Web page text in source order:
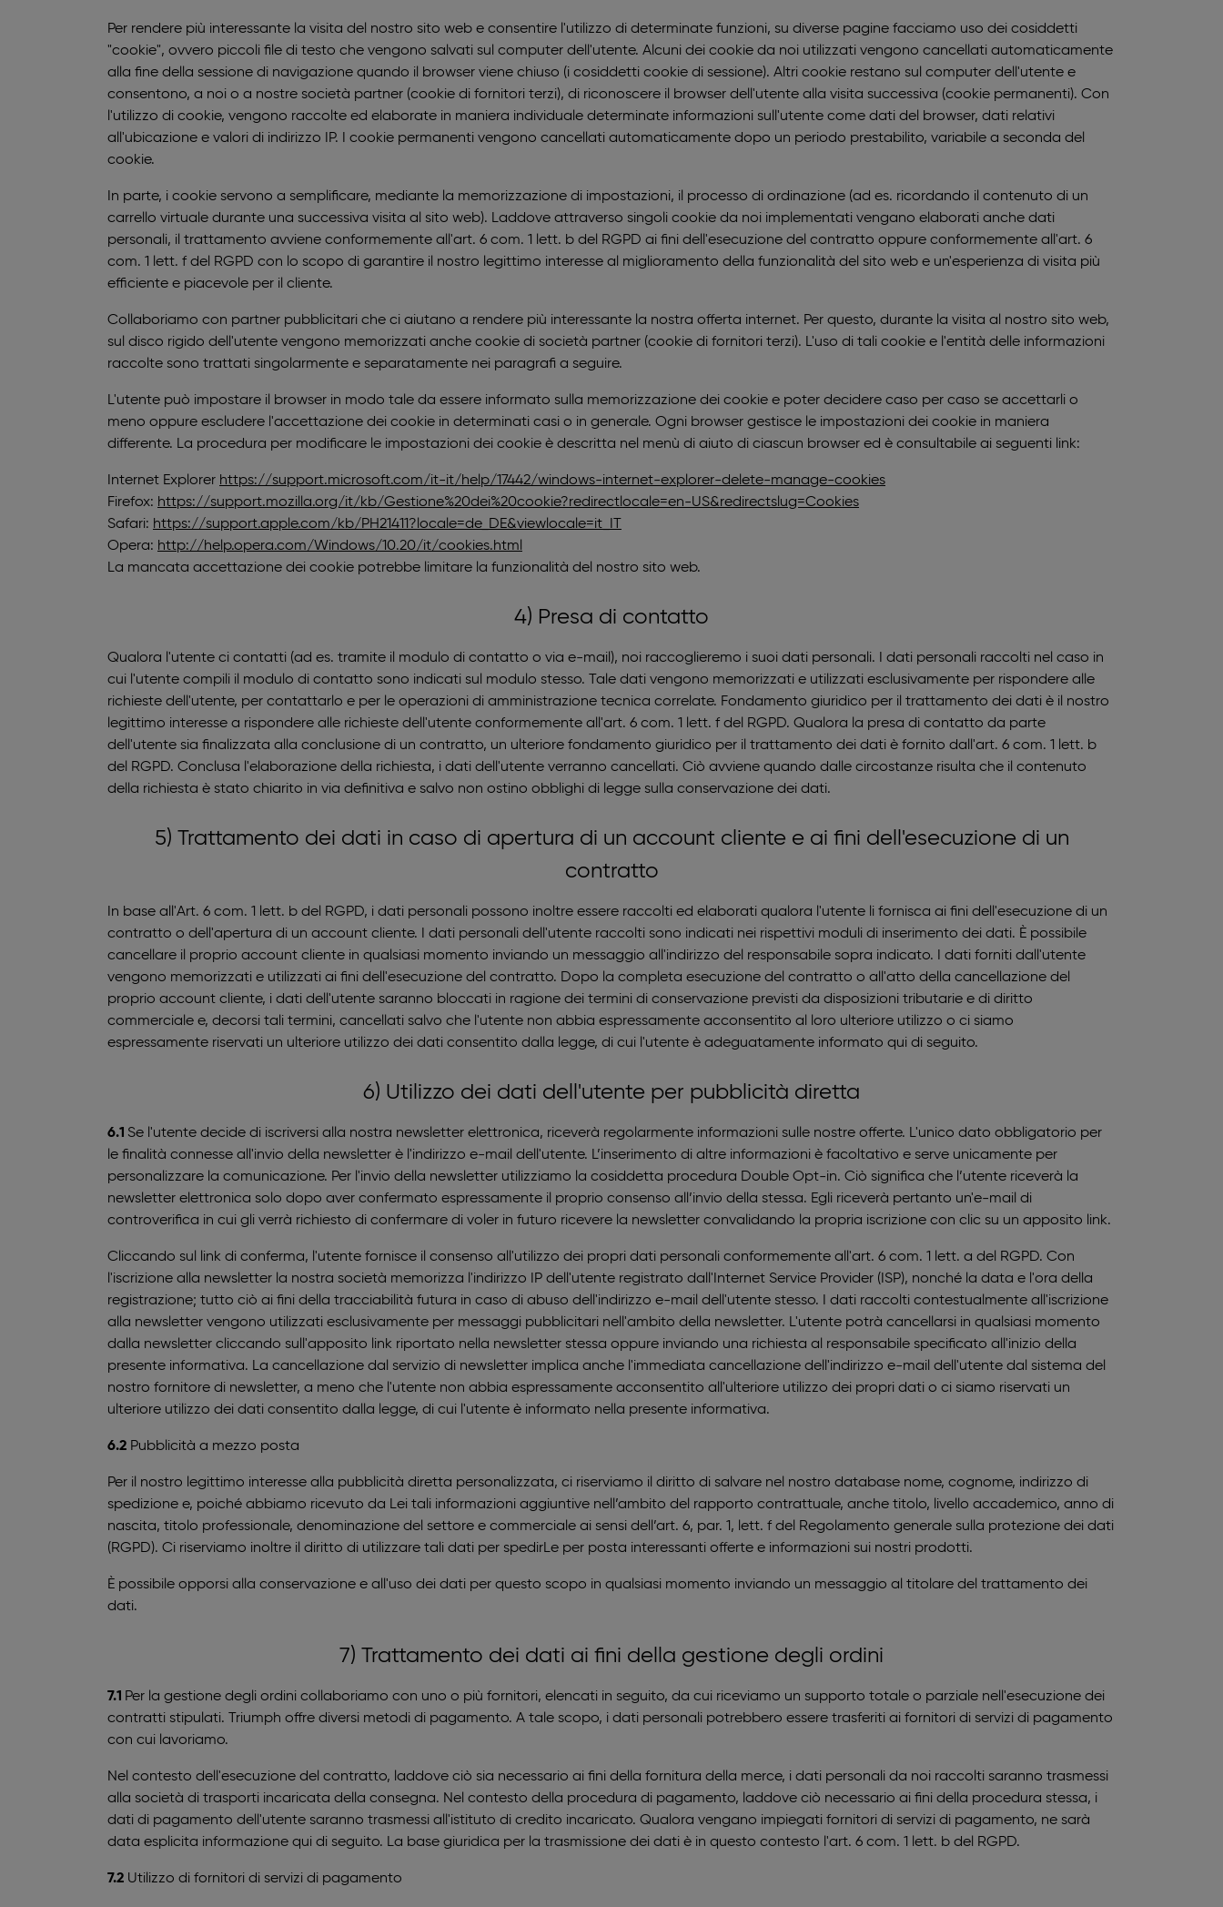
Per rendere più interessante la visita del nostro sito web e consentire l'utilizzo di determinate funzioni, su diverse pagine facciamo uso dei cosiddetti
"cookie", ovvero piccoli file di testo che vengono salvati sul computer dell'utente. Alcuni dei cookie da noi utilizzati vengono cancellati automaticamente
alla fine della sessione di navigazione quando il browser viene chiuso (i cosiddetti cookie di sessione). Altri cookie restano sul computer dell'utente e
consentono, a noi o a nostre società partner (cookie di fornitori terzi), di riconoscere il browser dell'utente alla visita successiva (cookie permanenti). Con
l'utilizzo di cookie, vengono raccolte ed elaborate in maniera individuale determinate informazioni sull'utente come dati del browser, dati relativi
all'ubicazione e valori di indirizzo IP. I cookie permanenti vengono cancellati automaticamente dopo un periodo prestabilito, variabile a seconda del
cookie.
In parte, i cookie servono a semplificare, mediante la memorizzazione di impostazioni, il processo di ordinazione (ad es. ricordando il contenuto di un
carrello virtuale durante una successiva visita al sito web). Laddove attraverso singoli cookie da noi implementati vengano elaborati anche dati
personali, il trattamento avviene conformemente all'art. 6 com. 1 lett. b del RGPD ai fini dell'esecuzione del contratto oppure conformemente all'art. 6
com. 1 lett. f del RGPD con lo scopo di garantire il nostro legittimo interesse al miglioramento della funzionalità del sito web e un'esperienza di visita più
efficiente e piacevole per il cliente.
Collaboriamo con partner pubblicitari che ci aiutano a rendere più interessante la nostra offerta internet. Per questo, durante la visita al nostro sito web,
sul disco rigido dell'utente vengono memorizzati anche cookie di società partner (cookie di fornitori terzi). L'uso di tali cookie e l'entità delle informazioni
raccolte sono trattati singolarmente e separatamente nei paragrafi a seguire.
L'utente può impostare il browser in modo tale da essere informato sulla memorizzazione dei cookie e poter decidere caso per caso se accettarli o
meno oppure escludere l'accettazione dei cookie in determinati casi o in generale. Ogni browser gestisce le impostazioni dei cookie in maniera
differente. La procedura per modificare le impostazioni dei cookie è descritta nel menù di aiuto di ciascun browser ed è consultabile ai seguenti link:
Internet Explorer https://support.microsoft.com/it-it/help/17442/windows-internet-explorer-delete-manage-cookies
Firefox: https://support.mozilla.org/it/kb/Gestione%20dei%20cookie?redirectlocale=en-US&redirectslug=Cookies
Safari: https://support.apple.com/kb/PH21411?locale=de_DE&viewlocale=it_IT
Opera: http://help.opera.com/Windows/10.20/it/cookies.html
La mancata accettazione dei cookie potrebbe limitare la funzionalità del nostro sito web.
4) Presa di contatto
Qualora l'utente ci contatti (ad es. tramite il modulo di contatto o via e-mail), noi raccoglieremo i suoi dati personali. I dati personali raccolti nel caso in
cui l'utente compili il modulo di contatto sono indicati sul modulo stesso. Tale dati vengono memorizzati e utilizzati esclusivamente per rispondere alle
richieste dell'utente, per contattarlo e per le operazioni di amministrazione tecnica correlate. Fondamento giuridico per il trattamento dei dati è il nostro
legittimo interesse a rispondere alle richieste dell'utente conformemente all'art. 6 com. 1 lett. f del RGPD. Qualora la presa di contatto da parte
dell'utente sia finalizzata alla conclusione di un contratto, un ulteriore fondamento giuridico per il trattamento dei dati è fornito dall'art. 6 com. 1 lett. b
del RGPD. Conclusa l'elaborazione della richiesta, i dati dell'utente verranno cancellati. Ciò avviene quando dalle circostanze risulta che il contenuto
della richiesta è stato chiarito in via definitiva e salvo non ostino obblighi di legge sulla conservazione dei dati.
5) Trattamento dei dati in caso di apertura di un account cliente e ai fini dell'esecuzione di un
contratto
In base all'Art. 6 com. 1 lett. b del RGPD, i dati personali possono inoltre essere raccolti ed elaborati qualora l'utente li fornisca ai fini dell'esecuzione di un
contratto o dell'apertura di un account cliente. I dati personali dell'utente raccolti sono indicati nei rispettivi moduli di inserimento dei dati. È possibile
cancellare il proprio account cliente in qualsiasi momento inviando un messaggio all'indirizzo del responsabile sopra indicato. I dati forniti dall'utente
vengono memorizzati e utilizzati ai fini dell'esecuzione del contratto. Dopo la completa esecuzione del contratto o all'atto della cancellazione del
proprio account cliente, i dati dell'utente saranno bloccati in ragione dei termini di conservazione previsti da disposizioni tributarie e di diritto
commerciale e, decorsi tali termini, cancellati salvo che l'utente non abbia espressamente acconsentito al loro ulteriore utilizzo o ci siamo
espressamente riservati un ulteriore utilizzo dei dati consentito dalla legge, di cui l'utente è adeguatamente informato qui di seguito.
6) Utilizzo dei dati dell'utente per pubblicità diretta
6.1 Se l'utente decide di iscriversi alla nostra newsletter elettronica, riceverà regolarmente informazioni sulle nostre offerte. L'unico dato obbligatorio per
le finalità connesse all'invio della newsletter è l'indirizzo e-mail dell'utente. L’inserimento di altre informazioni è facoltativo e serve unicamente per
personalizzare la comunicazione. Per l'invio della newsletter utilizziamo la cosiddetta procedura Double Opt-in. Ciò significa che l’utente riceverà la
newsletter elettronica solo dopo aver confermato espressamente il proprio consenso all’invio della stessa. Egli riceverà pertanto un'e-mail di
controverifica in cui gli verrà richiesto di confermare di voler in futuro ricevere la newsletter convalidando la propria iscrizione con clic su un apposito link.
Cliccando sul link di conferma, l'utente fornisce il consenso all'utilizzo dei propri dati personali conformemente all'art. 6 com. 1 lett. a del RGPD. Con
l'iscrizione alla newsletter la nostra società memorizza l'indirizzo IP dell'utente registrato dall'Internet Service Provider (ISP), nonché la data e l'ora della
registrazione; tutto ciò ai fini della tracciabilità futura in caso di abuso dell'indirizzo e-mail dell'utente stesso. I dati raccolti contestualmente all'iscrizione
alla newsletter vengono utilizzati esclusivamente per messaggi pubblicitari nell'ambito della newsletter. L'utente potrà cancellarsi in qualsiasi momento
dalla newsletter cliccando sull'apposito link riportato nella newsletter stessa oppure inviando una richiesta al responsabile specificato all'inizio della
presente informativa. La cancellazione dal servizio di newsletter implica anche l'immediata cancellazione dell'indirizzo e-mail dell'utente dal sistema del
nostro fornitore di newsletter, a meno che l'utente non abbia espressamente acconsentito all'ulteriore utilizzo dei propri dati o ci siamo riservati un
ulteriore utilizzo dei dati consentito dalla legge, di cui l'utente è informato nella presente informativa.
6.2 Pubblicità a mezzo posta
Per il nostro legittimo interesse alla pubblicità diretta personalizzata, ci riserviamo il diritto di salvare nel nostro database nome, cognome, indirizzo di
spedizione e, poiché abbiamo ricevuto da Lei tali informazioni aggiuntive nell’ambito del rapporto contrattuale, anche titolo, livello accademico, anno di
nascita, titolo professionale, denominazione del settore e commerciale ai sensi dell’art. 6, par. 1, lett. f del Regolamento generale sulla protezione dei dati
(RGPD). Ci riserviamo inoltre il diritto di utilizzare tali dati per spedirLe per posta interessanti offerte e informazioni sui nostri prodotti.
È possibile opporsi alla conservazione e all'uso dei dati per questo scopo in qualsiasi momento inviando un messaggio al titolare del trattamento dei
dati.
7) Trattamento dei dati ai fini della gestione degli ordini
7.1 Per la gestione degli ordini collaboriamo con uno o più fornitori, elencati in seguito, da cui riceviamo un supporto totale o parziale nell'esecuzione dei
contratti stipulati. Triumph offre diversi metodi di pagamento. A tale scopo, i dati personali potrebbero essere trasferiti ai fornitori di servizi di pagamento
con cui lavoriamo.
Nel contesto dell'esecuzione del contratto, laddove ciò sia necessario ai fini della fornitura della merce, i dati personali da noi raccolti saranno trasmessi
alla società di trasporti incaricata della consegna. Nel contesto della procedura di pagamento, laddove ciò necessario ai fini della procedura stessa, i
dati di pagamento dell'utente saranno trasmessi all'istituto di credito incaricato. Qualora vengano impiegati fornitori di servizi di pagamento, ne sarà
data esplicita informazione qui di seguito. La base giuridica per la trasmissione dei dati è in questo contesto l'art. 6 com. 1 lett. b del RGPD.
7.2 Utilizzo di fornitori di servizi di pagamento